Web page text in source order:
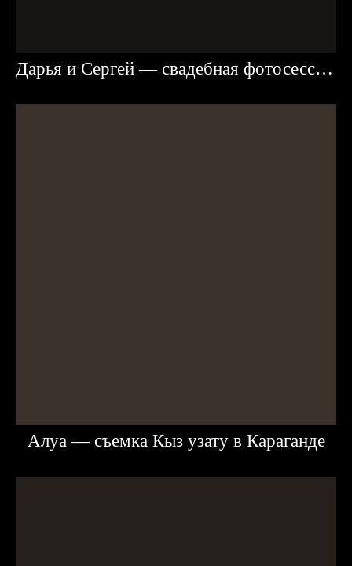
Дарья и Сергей — свадебная фотосессия в Караганде
Алуа — съемка Кыз узату в Караганде